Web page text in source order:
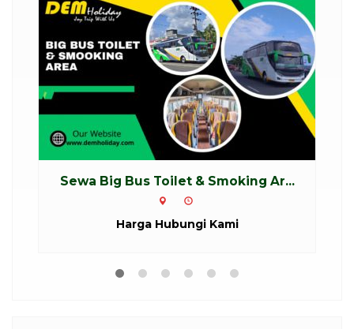
Sewa Bus Pariwisata Bandung Punc...
Puncak
*Mulai Rp 2.800.000